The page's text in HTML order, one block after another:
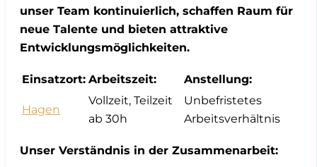
unser Team kontinuierlich, schaffen Raum für
neue Talente und bieten attraktive
Entwicklungsmöglichkeiten.
Einsatzort: Arbeitszeit: Anstellung:
Hagen
Vollzeit, Teilzeit
ab 30h
Unbefristetes
Arbeitsverhältnis
Unser Verständnis in der Zusammenarbeit: